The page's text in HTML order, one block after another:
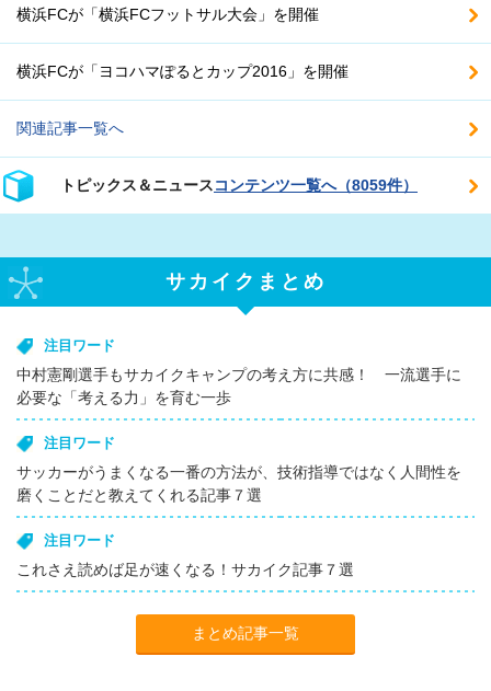
横浜FCが「横浜FCフットサル大会」を開催
横浜FCが「ヨコハマぽるとカップ2016」を開催
関連記事一覧へ
トピックス＆ニュースコンテンツ一覧へ（8059件）
サカイクまとめ
注目ワード
中村憲剛選手もサカイクキャンプの考え方に共感！ 一流選手に
必要な「考える力」を育む一歩
注目ワード
サッカーがうまくなる一番の方法が、技術指導ではなく人間性を
磨くことだと教えてくれる記事７選
注目ワード
これさえ読めば足が速くなる！サカイク記事７選
まとめ記事一覧